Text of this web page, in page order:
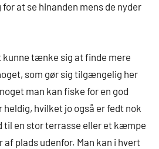
at se hinanden mens de nyder
kunne tænke sig at finde mere
som gør sig tilgængelig her
man kan fiske for en god
heldig, hvilket jo også er fedt nok
til en stor terrasse eller et kæmpe
af plads udenfor. Man kan i hvert